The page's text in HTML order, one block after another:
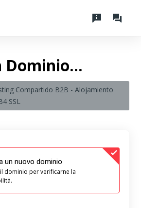
Dominio...
Compartido B2B - Alojamiento
SSL
un nuovo dominio
dominio per verificarne la